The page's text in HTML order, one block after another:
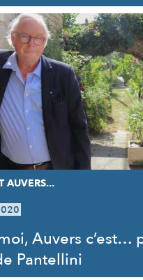
AUVERS...
Auvers c’est…
Pantellini